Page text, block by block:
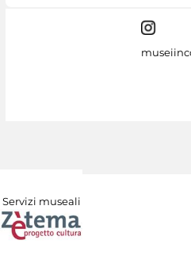
Servizi museali